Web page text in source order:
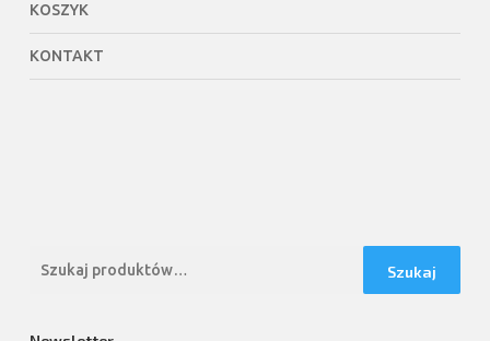
KOSZYK
KONTAKT
Szukaj:
Szukaj